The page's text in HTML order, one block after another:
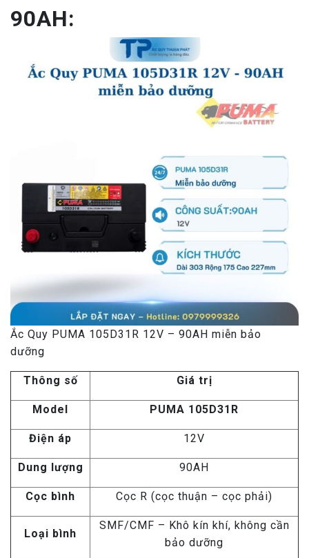
90AH:
Ắc Quy PUMA 105D31R 12V – 90AH miễn bảo
dưỡng
Thông số Giá trị
Model PUMA 105D31R
Điện áp 12V
Dung lượng 90AH
Cọc bình Cọc R (cọc thuận – cọc phải)
Loại bình
SMF/CMF – Khô kín khí, không cần
bảo dưỡng